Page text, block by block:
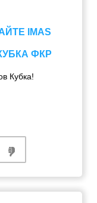
IMAS
ФКР
Кубка!